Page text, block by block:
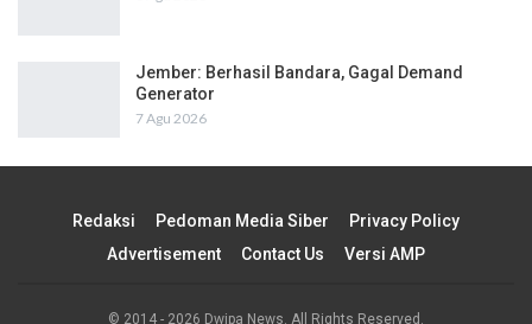
Jember: Berhasil Bandara, Gagal Demand
Generator
7 Agu 2026
Redaksi Pedoman Media Siber
Privacy Policy
Advertisement
Contact Us Versi AMP
© 2014 - 2026 Dwipa News. All Rights Reserved.